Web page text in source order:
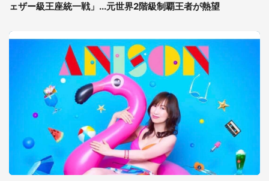
ェザー級王座統一戦」...元世界2階級制覇王者が熱望